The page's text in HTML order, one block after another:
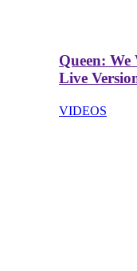
Queen:
Live
VIDEOS